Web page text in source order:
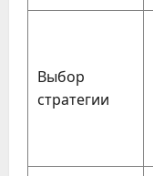
Выбор
стратегии